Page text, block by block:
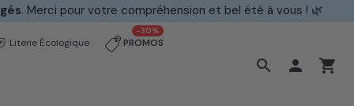
. Merci pour votre compréhension et bel été à vous ! 🌿
Literie Écologique PROMOS
-30%
search  shopping_cart